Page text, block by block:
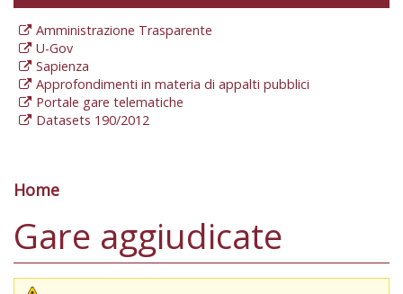
Amministrazione Trasparente
U-Gov
Sapienza
Approfondimenti in materia di appalti pubblici
Portale gare telematiche
Datasets 190/2012
Tu sei qui
Home
Gare aggiudicate